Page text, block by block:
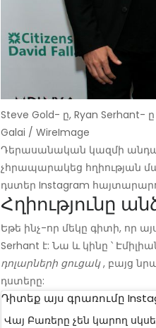
Steve Gold- ը, Ryan Serhant-
Galai / WireImage
Դերասանական կազմի
չհրապարակեց հղիության
դստեր Instagram
Հղիությունը
Եթե ​​ինչ-որ մեկը գիտի, որ
Serhant է: Նա և կինը ՝
դոլարների ցուցակ, բայց
դստերը:
Դիտեք այս գրառումը
Վայ Բառերը չեն կարող